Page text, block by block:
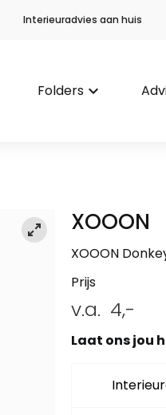
Interieuradvies aan huis
Folders keyboard_arrow_down
XOOON
XOOON
Prijs
v.a. 4,-
Laat ons jou